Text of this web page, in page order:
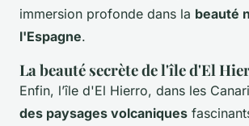
immersion profonde dans la beauté
l'Espagne.
La beauté secrète de l'île d'El
Enfin, l’île d'El Hierro, dans les
des paysages volcaniques